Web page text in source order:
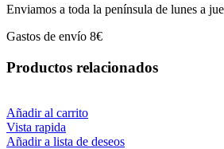
Enviamos a toda la península de lunes a
Gastos de envío 8€
Productos relacionados
Añadir al carrito
Vista rapida
Añadir a lista de deseos